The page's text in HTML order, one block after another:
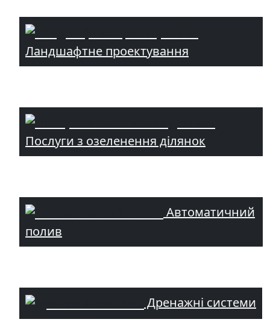
Ландшафтне проектування
Послуги з озеленення ділянок
Автоматичний
полив
Дренажні системи